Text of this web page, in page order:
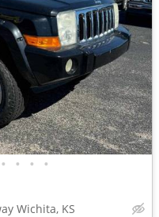
• • • •
Wichita, KS